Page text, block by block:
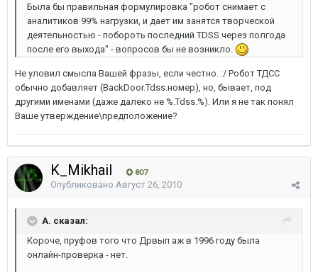
Была бы правильная формулировка "робот снимает с
аналитиков 99% нагрузки, и дает им занятся творческой
деятельностью - побороть последний TDSS через полгода
после его выхода" - вопросов бы не возникло.
Не уловил смысла Вашей фразы, если честно. :/ Робот ТДСС
обычно добавляет (BackDoor.Tdss.номер), но, бывает, под
другими именами (даже далеко не %.Tdss.%). Или я не так понял
Ваше утверждение\предположение?
K_Mikhail 807
Опубликовано Август 26, 2010
A. сказал:
Короче, пруфов того что Дрвып аж в 1996 году была
онлайн-проверка - нет.